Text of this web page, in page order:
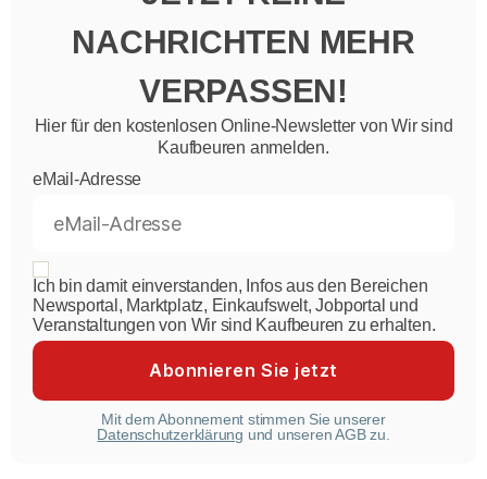
NACHRICHTEN MEHR
VERPASSEN!
Hier für den kostenlosen Online-Newsletter von Wir sind
Kaufbeuren anmelden.
eMail-Adresse
Ich bin damit einverstanden, Infos aus den Bereichen
Newsportal, Marktplatz, Einkaufswelt, Jobportal und
Veranstaltungen von Wir sind Kaufbeuren zu erhalten.
Mit dem Abonnement stimmen Sie unserer
Datenschutzerklärung und unseren AGB zu.